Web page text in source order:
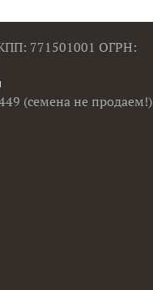
771501001 ОГРН:
(семена не продаем!)